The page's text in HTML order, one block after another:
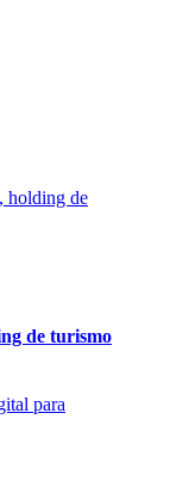
de turismo